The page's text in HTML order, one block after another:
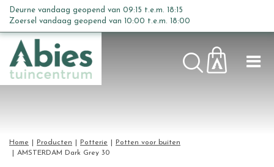
n
Home Producten Potterie
Potten voor buiten
AMSTERDAM Dark Grey 30
Deurne vandaag geopend van 09:15 t.e.m. 18:15
Zoersel vandaag geopend van 10:00 t.e.m. 18:00